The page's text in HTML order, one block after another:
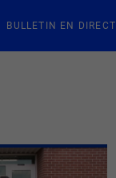
BULLETIN EN DIRECT